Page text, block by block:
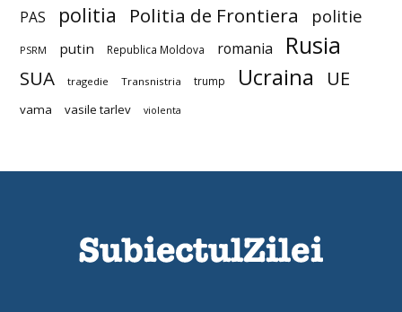
PAS politia Politia de Frontiera politie
PSRM putin Republica Moldova romania Rusia
SUA tragedie Transnistria trump Ucraina UE
vama vasile tarlev violenta